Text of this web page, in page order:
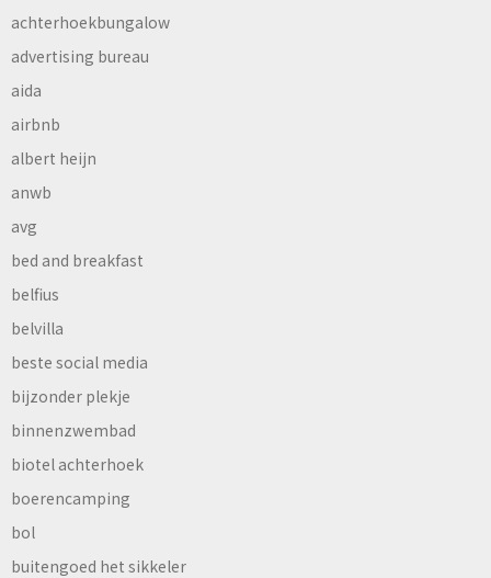
achterhoekbungalow
advertising bureau
aida
airbnb
albert heijn
anwb
avg
bed and breakfast
belfius
belvilla
beste social media
bijzonder plekje
binnenzwembad
biotel achterhoek
boerencamping
bol
buitengoed het sikkeler